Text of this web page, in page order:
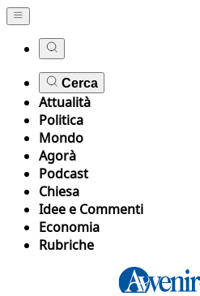
Cerca
Attualità
Politica
Mondo
Agorà
Podcast
Chiesa
Idee e Commenti
Economia
Rubriche